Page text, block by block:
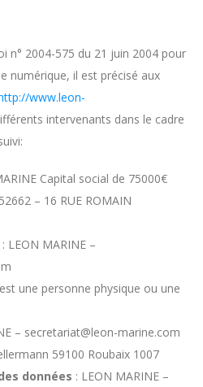
n° 2004-575 du 21 juin 2004 pour
numérique, il est précisé aux
www.leon-
intervenants dans le cadre
Capital social de 75000€
– 16 RUE ROMAIN
: LEON MARINE –
une personne physique ou une
– secretariat@leon-marine.com
59100 Roubaix 1007
données : LEON MARINE –